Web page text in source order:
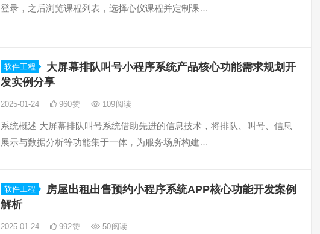
登录，之后浏览课程列表，选择心仪课程并定制课…
软件工程
大屏幕排队叫号小程序系统产品核心功能需求规划开
发实例分享
2025-01-24 960赞 109阅读
系统概述 大屏幕排队叫号系统借助先进的信息技术，将排队、叫号、信息
展示与数据分析等功能集于一体，为服务场所构建…
软件工程
房屋出租出售预约小程序系统APP核心功能开发案例
解析
2025-01-24 992赞 50阅读